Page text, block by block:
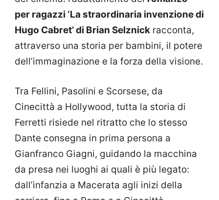
per ragazzi ‘La straordinaria invenzione di
Hugo Cabret’ di Brian Selznick racconta,
attraverso una storia per bambini, il potere
dell’immaginazione e la forza della visione.
Tra Fellini, Pasolini e Scorsese, da
Cinecittà a Hollywood, tutta la storia di
Ferretti risiede nel ritratto che lo stesso
Dante consegna in prima persona a
Gianfranco Giagni, guidando la macchina
da presa nei luoghi ai quali è più legato:
dall’infanzia a Macerata agli inizi della